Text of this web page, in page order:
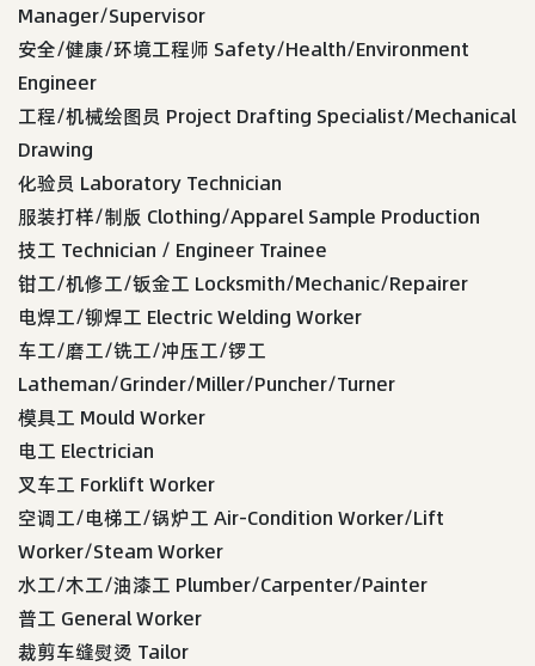
Manager/Supervisor
安全/健康/环境工程师 Safety/Health/Environment
Engineer
工程/机械绘图员 Project Drafting Specialist/Mechanical
Drawing
化验员 Laboratory Technician
服装打样/制版 Clothing/Apparel Sample Production
技工 Technician / Engineer Trainee
钳工/机修工/钣金工 Locksmith/Mechanic/Repairer
电焊工/铆焊工 Electric Welding Worker
车工/磨工/铣工/冲压工/锣工
Latheman/Grinder/Miller/Puncher/Turner
模具工 Mould Worker
电工 Electrician
叉车工 Forklift Worker
空调工/电梯工/锅炉工 Air-Condition Worker/Lift
Worker/Steam Worker
水工/木工/油漆工 Plumber/Carpenter/Painter
普工 General Worker
裁剪车缝熨烫 Tailor